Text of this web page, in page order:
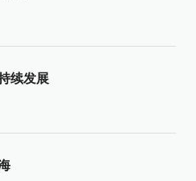
续发展